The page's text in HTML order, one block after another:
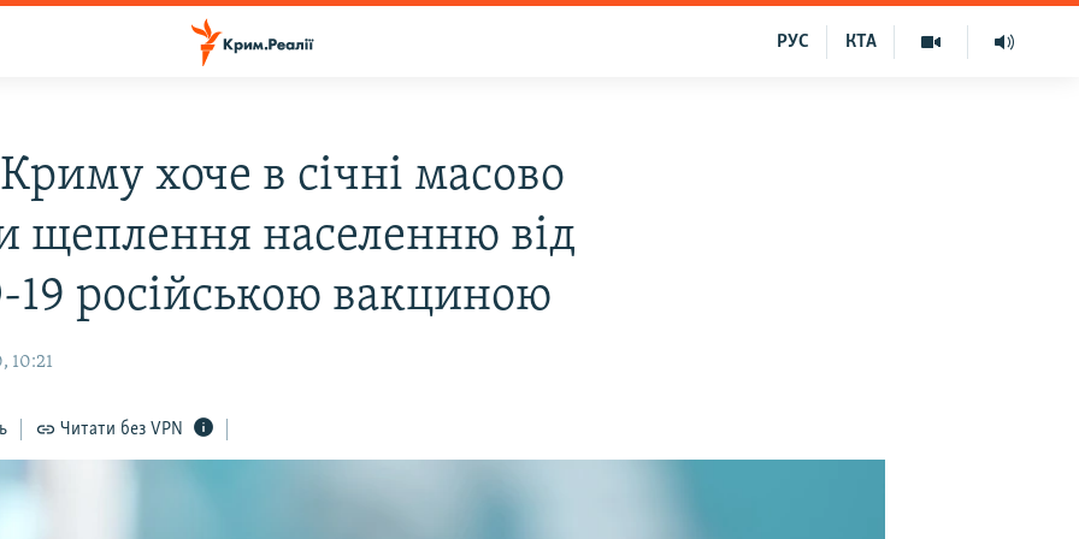
КТА
РУС
хоче в січні масово
щеплення населенню від
19 російською вакциною
10:21
Читати без VPN